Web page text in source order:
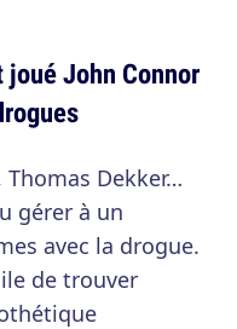
John Connor
Dekker…
gérer à un
avec la drogue.
de trouver